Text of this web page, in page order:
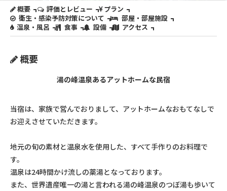
概要 評価とレビュー
プラン
衛生・感染予防対策について
部屋・部屋施設
温泉・風呂
食事 設備 アクセス
概要
湯の峰温泉あるアットホームな民宿
当宿は、家族で営んでおりまして、アットホームなおもてなしで
お迎えさせていただきます。
地元の旬の素材と温泉水を使用した、すべて手作りのお料理で
す。
温泉は24時間かけ流しの薬湯となっております。
また、世界遺産唯一の湯と言われる湯の峰温泉のつぼ湯も歩いて